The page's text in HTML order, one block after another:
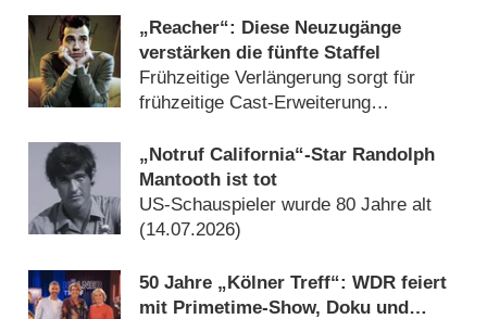
„Reacher“: Diese Neuzugänge
verstärken die fünfte Staffel
Frühzeitige Verlängerung sorgt für
frühzeitige Cast-Erweiterung
„Notruf California“-Star Randolph
Mantooth ist tot
US-Schauspieler wurde 80 Jahre alt
(14.07.2026)
50 Jahre „Kölner Treff“: WDR feiert
mit Primetime-Show, Doku und